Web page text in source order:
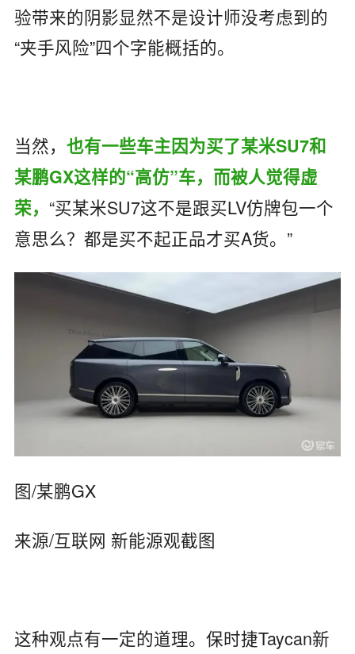
验带来的阴影显然不是设计师没考虑到的
“夹手风险”四个字能概括的。
当然， 也有一些车主因为买了某米SU7和
某鹏GX这样的“高仿”车，而被人觉得虚
荣， “买某米SU7这不是跟买LV仿牌包一个
意思么？都是买不起正品才买A货。”
图/某鹏GX
来源/互联网 新能源观截图
这种观点有一定的道理。保时捷Taycan新